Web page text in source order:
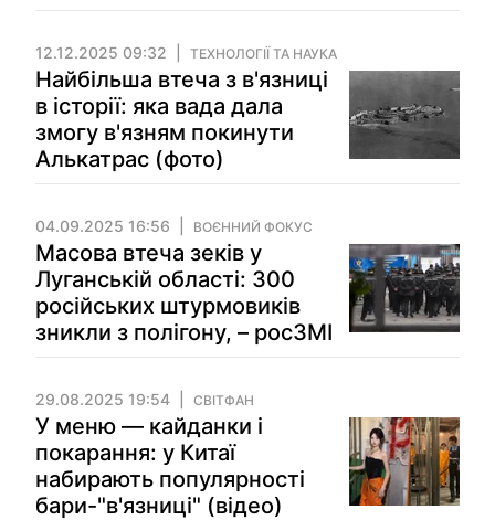
12.12.2025 09:32 ТЕХНОЛОГІЇ ТА НАУКА
Найбільша втеча з в'язниці
в історії: яка вада дала
змогу в'язням покинути
Алькатрас (фото)
04.09.2025 16:56 ВОЄННИЙ ФОКУС
Масова втеча зеків у
Луганській області: 300
російських штурмовиків
зникли з полігону, – росЗМІ
29.08.2025 19:54 СВІТФАН
У меню — кайданки і
покарання: у Китаї
набирають популярності
бари-"в'язниці" (відео)